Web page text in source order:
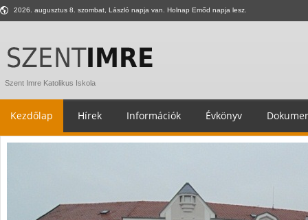
2026. augusztus 8. szombat, László napja van. Holnap Emőd napja lesz.
Szent Imre Katolikus Iskola
Kezdőlap Hírek Információk Évkönyv